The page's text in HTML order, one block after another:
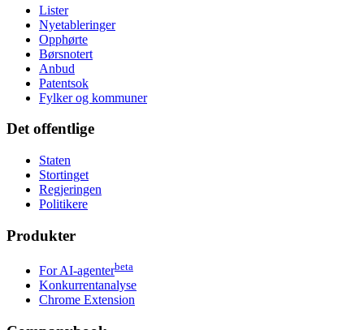
Lister
Nyetableringer
Opphørte
Børsnotert
Anbud
Patentsok
Fylker og kommuner
Det offentlige
Staten
Stortinget
Regjeringen
Politikere
Produkter
For AI-agenterbeta
Konkurrentanalyse
Chrome Extension